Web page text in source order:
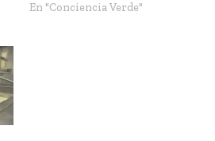
En "Conciencia Verde"